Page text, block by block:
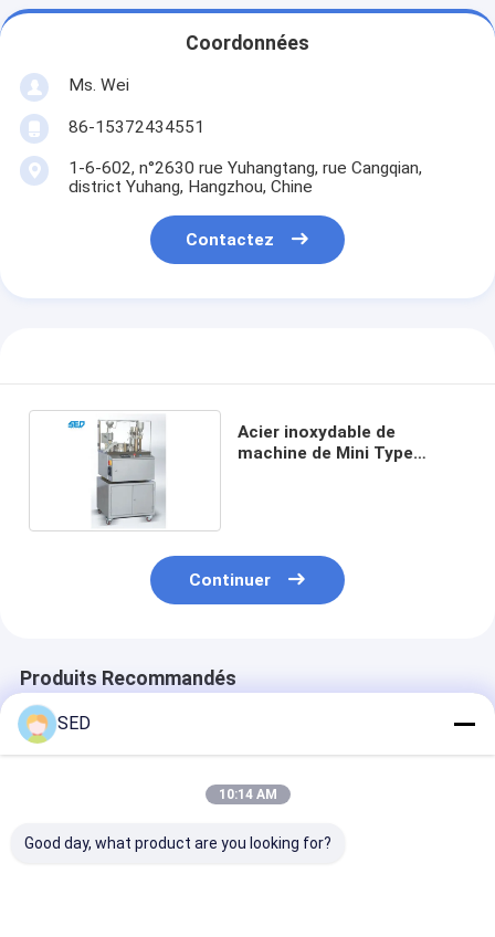
Coordonnées
Ms. Wei
86-15372434551
1-6-602, n°2630 rue Yuhangtang, rue Cangqian,
district Yuhang, Hangzhou, Chine
Contactez
Acier inoxydable de
machine de Mini Type
Continuer
Produits Recommandés
SED
10:14 AM
Good day, what product are you looking for?